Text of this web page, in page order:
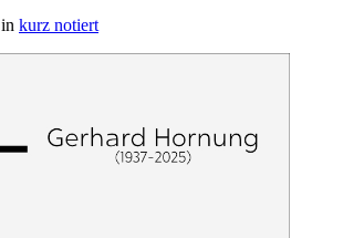
in kurz notiert